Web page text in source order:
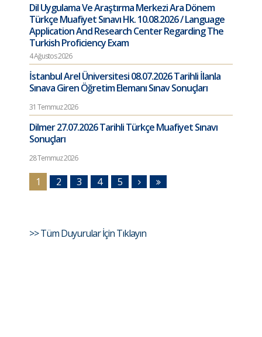
Dil Uygulama Ve Araştırma Merkezi Ara Dönem
Türkçe Muafiyet Sınavı Hk. 10.08.2026 / Language
Application And Research Center Regarding The
Turkish Proficiency Exam
4 Ağustos 2026
İstanbul Arel Üniversitesi 08.07.2026 Tarihli İlanla
Sınava Giren Öğretim Elemanı Sınav Sonuçları
31 Temmuz 2026
Dilmer 27.07.2026 Tarihli Türkçe Muafiyet Sınavı
Sonuçları
28 Temmuz 2026
1 2 3 4 5
>> Tüm Duyurular İçin Tıklayın